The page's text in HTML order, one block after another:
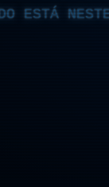
ESTÁ